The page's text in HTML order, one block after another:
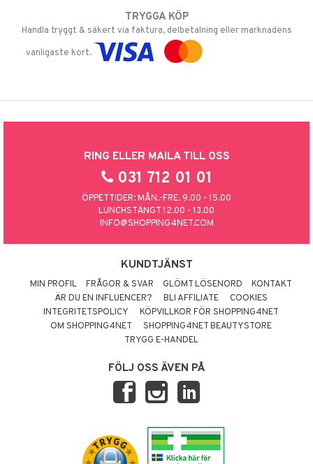
TRYGGA KÖP
Handla tryggt & säkert via faktura, delbetalning eller marknadens
vanligaste kort.
RING ELLER MAILA TILL OSS
031 712 01 01
ÖPPETTIDER: MÅN.-FRE. 9.00 - 15.00
LUNCHSTÄNGT 12.00 - 13.00
INFO@SHOPPING4NET.COM
KUNDTJÄNST
MIN PROFIL FRÅGOR & SVAR GLÖMT LÖSENORD
KONTAKT
ÄR DU EN INFLUENCER?
BLI AFFILIATE
COOKIES
INTEGRITETSPOLICY
KÖPVILLKOR FÖR SHOPPING4NET
OM SHOPPING4NET
SHOPPING4NET BEAUTYSTORE
TRYGG E-HANDEL
FÖLJ OSS ÄVEN PÅ